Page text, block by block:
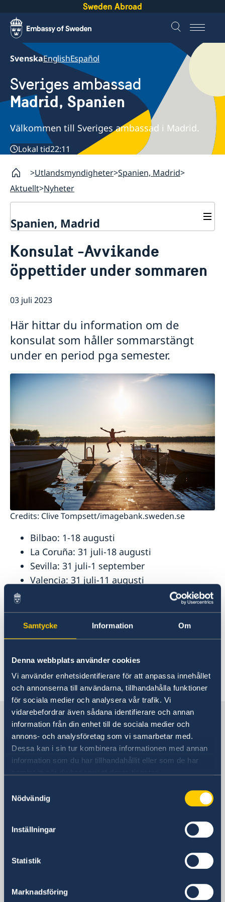
Samtycke Information Om
Denna webbplats använder cookies
Vi använder enhetsidentifierare för att anpassa innehållet
och annonserna till användarna, tillhandahålla funktioner
för sociala medier och analysera vår trafik. Vi
vidarebefordrar även sådana identifierare och annan
information från din enhet till de sociala medier och
annons- och analysföretag som vi samarbetar med.
Dessa kan i sin tur kombinera informationen med annan
information som du har tillhandahållit eller som de har
Nödvändig
Inställningar
Statistik
Marknadsföring
Sweden Abroad
SvenskaEnglishEspañol
Sveriges ambassad
Madrid, Spanien
Välkommen till Sveriges ambassad i Madrid.
Lokal tid22:11
Utlandsmyndigheter Spanien, Madrid
Aktuellt Nyheter
Spanien, Madrid
Om oss
Ambassadens personal
Dataskyddspolicy (GDPR)
Lediga tjänster
Så stöttar vi svenska företag
Team Sweden
Så kan du få stöd
Svenska företag i Spanien
Anmäl handelshinder
Nyheter
evenemang
Svenskrelaterade kontakter i Spanien
Konsulat -Avvikande
öppettider under sommaren
03 juli 2023
Här hittar du information om de
konsulat som håller sommarstängt
under en period pga semester.
Credits: Clive Tompsett/imagebank.sweden.se
Bilbao: 1-18 augusti
La Coruña: 31 juli-18 augusti
Sevilla: 31 juli-1 september
Valencia: 31 juli-11 augusti
Eventuella ärenden/frågor hänvisas till
ambassaden under den tid som konsulatet har
stängt. Se kontaktuppgifter på ambassadens
Senast uppdaterad 04 juli 2023, 08.41
Sverige i Spanien
Sveriges ambassad
Besöksadress
Madrid
Calle Caracas, 25
Spanien
Ambassadens telefonväxel
+34 91 702 2000